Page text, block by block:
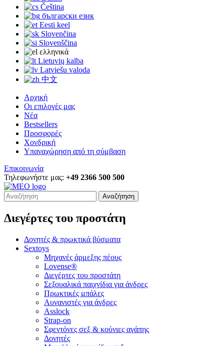
Čeština
български език
Eesti keel
Slovenčina
Slovenščina
ελληνικά
Lietuvių kalba
Latviešu valoda
中文
Αρχική
Οι επιλογές μας
Νέα
Bestsellers
Προσφορές
Χονδρική
Υπαναχώρηση από τη σύμβαση
Επικοινωνία
Τηλεφωνήστε μας: +49 2366 500 500
Αναζήτηση
Διεγέρτες του προστάτη
Δονητές & πρωκτικά βύσματα
Sextoys
Μηχανές άρμεξης πέους
Lovense®
Διεγέρτες του προστάτη
Σεξουαλικά παιχνίδια για άνδρες
Πρωκτικές μπάλες
Αυνανιστές για άνδρες
Asslock
Strap-on
Σφεντόνες σεξ & κούνιες αγάπης
Δονητές